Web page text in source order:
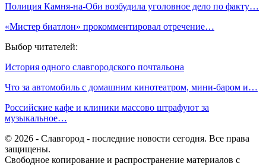
Полиция Камня-на-Оби возбудила уголовное дело по факту…
«Мистер биатлон» прокомментировал отречение…
Выбор читателей:
История одного славгородского почтальона
Что за автомобиль с домашним кинотеатром, мини-баром и…
Российские кафе и клиники массово штрафуют за
музыкальное…
© 2026 - Славгород - последние новости сегодня. Все права
защищены.
Свободное копирование и распространение материалов с